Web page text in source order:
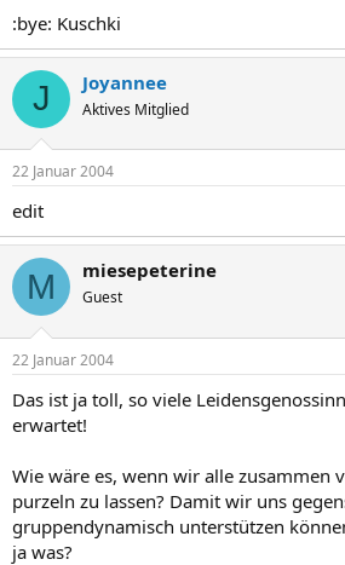
:bye: Kuschki
J Joyannee
Aktives Mitglied
22 Januar 2004
edit
M miesepeterine
Guest
22 Januar 2004
Das ist ja toll, so viele
erwartet!
Wie wäre es, wenn wir alle zusammen
purzeln zu lassen? Damit wir uns
gruppendynamisch unterstützen
ja was?